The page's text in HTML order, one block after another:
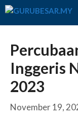
Skip
Inggeris
2023
November 19,